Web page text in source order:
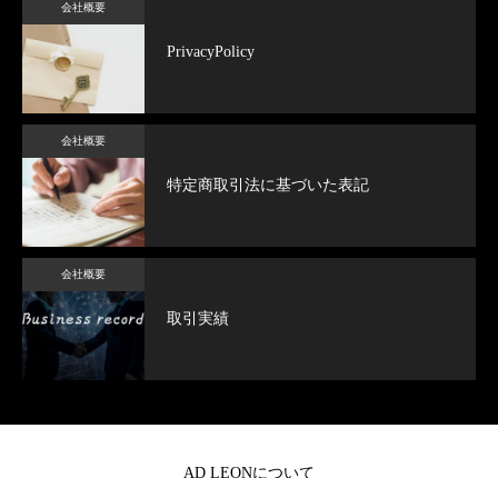
会社概要
PrivacyPolicy
会社概要
特定商取引法に基づいた表記
会社概要
取引実績
AD LEONについて